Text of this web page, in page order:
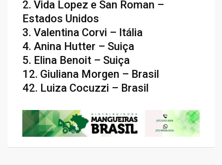
2. Vida Lopez e San Roman –
Estados Unidos
3. Valentina Corvi – Itália
4. Anina Hutter – Suiça
5. Elina Benoit – Suiça
12. Giuliana Morgen – Brasil
42. Luiza Cocuzzi – Brasil